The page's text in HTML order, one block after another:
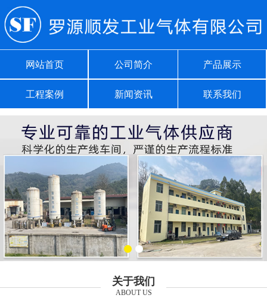
网站首页 公司简介 产品展示
工程案例 新闻资讯 联系我们
关于我们
ABOUT US